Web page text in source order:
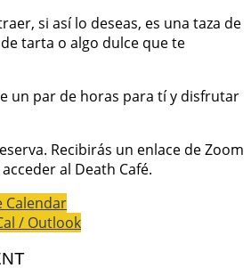
si así lo deseas, es una taza de
tarta o algo dulce que te
un par de horas para tí y disfrutar
Recibirás un enlace de Zoom
al Death Café.
Calendar
/ Outlook